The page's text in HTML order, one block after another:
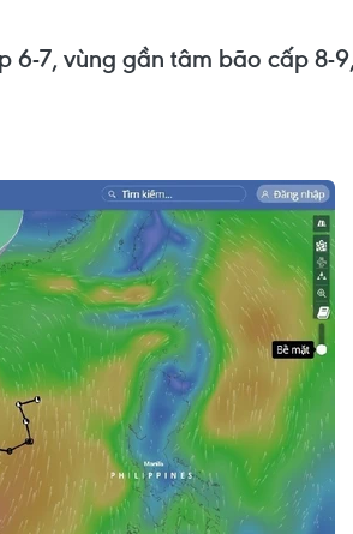
7, vùng gần tâm bão cấp 8-